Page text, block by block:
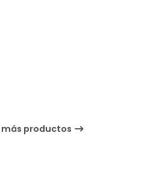
más productos